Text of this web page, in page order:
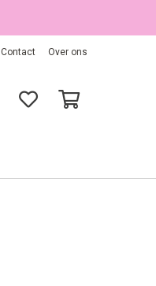
Contact Over ons